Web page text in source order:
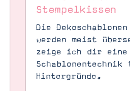
Stempelkissen
Die
werden meist
zeige ich dir eine
Schablonentechnik
Hintergründe.